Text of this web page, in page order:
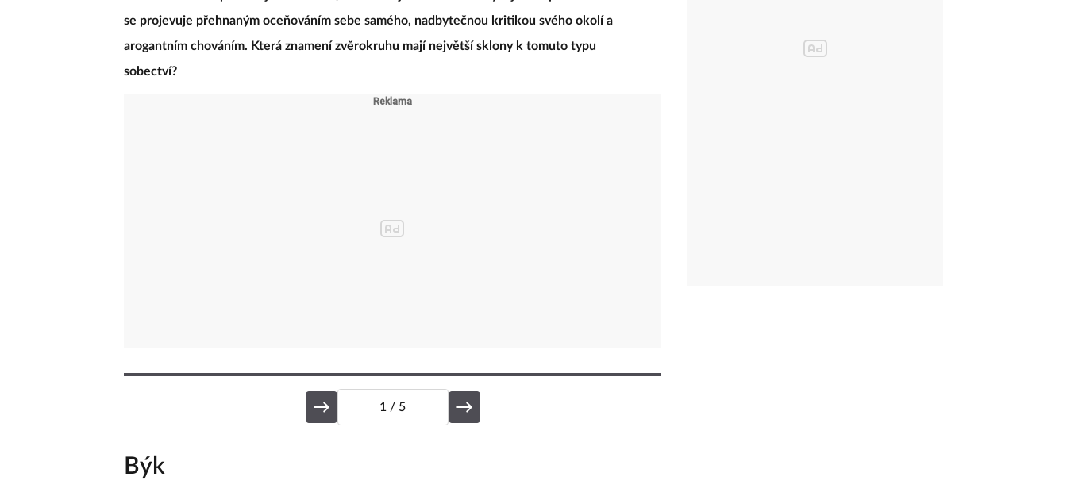
se projevuje přehnaným oceňováním sebe samého, nadbytečnou kritikou svého okolí a
arogantním chováním. Která znamení zvěrokruhu mají největší sklony k tomuto typu
sobectví?
1 / 5
Býk